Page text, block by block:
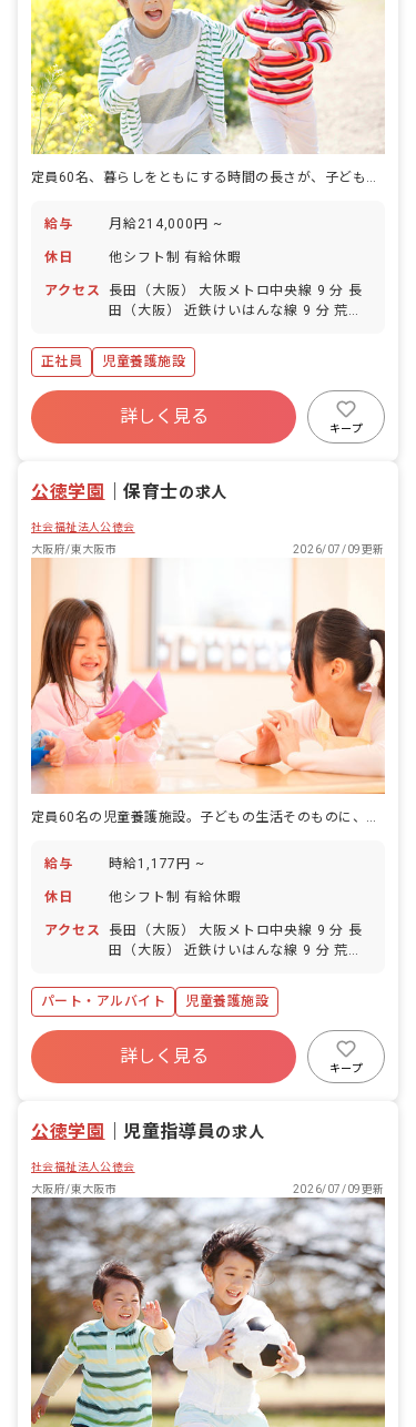
定員60名、暮らしをともにする時間の長さが、子どもとの距離を縮めていきます。
給与 月給214,000円 ~
休日 他シフト制 有給休暇
アクセス
長田（大阪） 大阪メトロ中央線 9 分 長
田（大阪） 近鉄けいはんな線 9 分 荒本
良線 13 分 若江岩田 近鉄奈良線 19 分
正社員 児童養護施設
詳しく見る
キープ
公徳学園 ｜保育士の求人
社会福祉法人公徳会
大阪府/東大阪市
2026/07/09更新
給与 時給1,177円 ~
休日 他シフト制 有給休暇
アクセス
長田（大阪） 大阪メトロ中央線 9 分 長
田（大阪） 近鉄けいはんな線 9 分 荒本
良線 13 分 若江岩田 近鉄奈良線 19 分
パート・アルバイト 児童養護施設
詳しく見る
キープ
公徳学園 児童指導員の求人
社会福祉法人公徳会
大阪府/東大阪市
2026/07/09更新